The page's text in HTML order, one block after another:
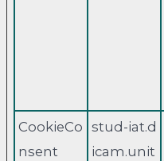
CookieCo
nsent
stud-iat.d
icam.unit